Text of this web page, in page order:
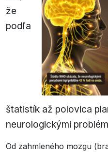
že
podľa
štatistík až polovica
neurologickými
Od zahmleného mozgu